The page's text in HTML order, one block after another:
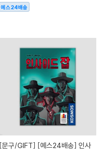
예스24배송
[문구/GIFT]